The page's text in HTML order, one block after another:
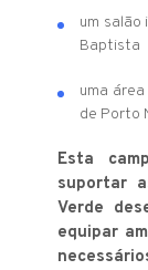
um salão
Baptista
uma
de Porto
Esta
suportar
Verde
equipar